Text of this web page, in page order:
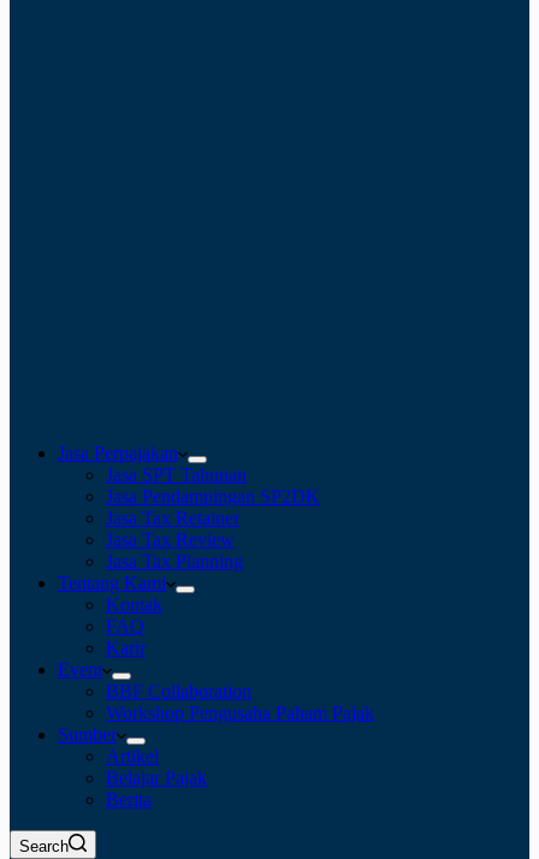
Jasa Perpajakan
Jasa SPT Tahunan
Jasa Pendampingan SP2DK
Jasa Tax Retainer
Jasa Tax Review
Jasa Tax Planning
Tentang Kami
Kontak
FAQ
Karir
Event
BBF Collaboration
Workshop Pengusaha Paham Pajak
Sumber
Artikel
Belajar Pajak
Berita
Search